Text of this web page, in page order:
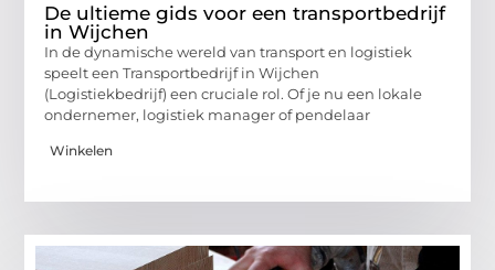
De ultieme gids voor een transportbedrijf
in Wijchen
In de dynamische wereld van transport en logistiek
speelt een Transportbedrijf in Wijchen
(Logistiekbedrijf) een cruciale rol. Of je nu een lokale
ondernemer, logistiek manager of pendelaar
Winkelen